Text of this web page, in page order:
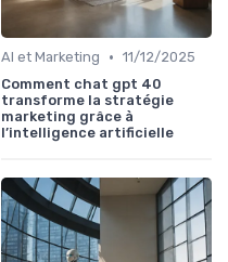
AI et Marketing • 11/12/2025
Comment chat gpt 40
transforme la stratégie
marketing grâce à
l’intelligence artificielle